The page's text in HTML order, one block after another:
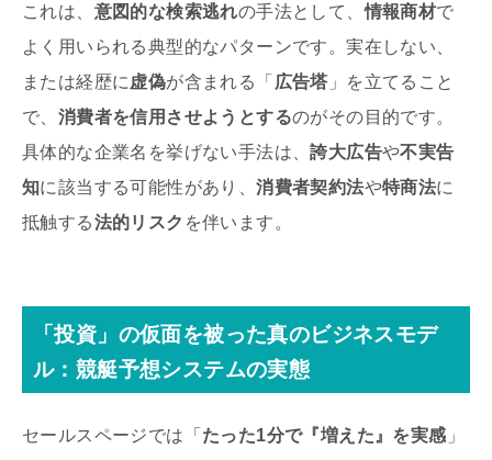
これは、 意図的な検索逃れの手法として、情報商材で
よく用いられる典型的なパターンです。実在しない、
または経歴に 虚偽が含まれる「 広告塔 」を立てること
で、 消費者を信用させようとするのがその目的です。
具体的な企業名を挙げない手法は、誇大広告や不実告
知に該当する可能性があり、消費者契約法や特商法に
抵触する法的リスク を伴います。
「投資」の仮面を被った真のビジネスモデ
ル：競艇予想システムの実態
セールスページでは「 たった1分で『増えた』を実感 」